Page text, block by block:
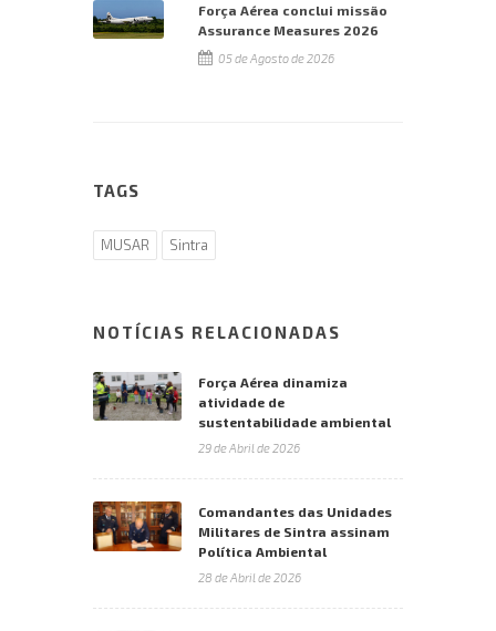
Força Aérea conclui missão
Assurance Measures 2026
05 de Agosto de 2026
TAGS
MUSAR Sintra
NOTÍCIAS RELACIONADAS
Força Aérea dinamiza
atividade de
sustentabilidade ambiental
29 de Abril de 2026
Comandantes das Unidades
Militares de Sintra assinam
Política Ambiental
28 de Abril de 2026